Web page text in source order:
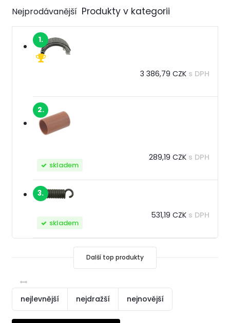
Nejprodávanější
1.
3 386,79 CZK s DPH
2.
skladem
289,19 CZK s DPH
3.
skladem
531,19 CZK s DPH
Další top produkty
nejlevnější nejdražší nejnovější